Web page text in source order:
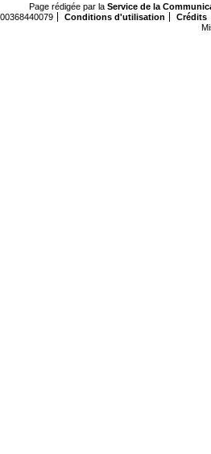
Page rédigée par la Service de la
Conditions d'utilisation
Crédits